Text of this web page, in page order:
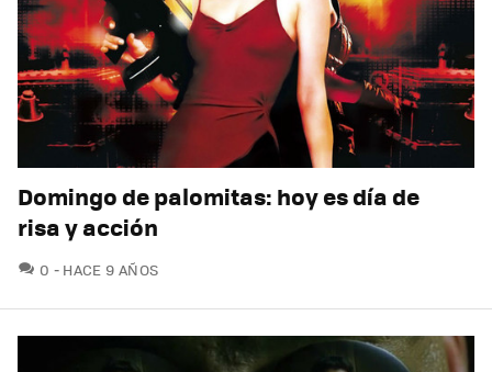
Domingo de palomitas: hoy es día de
risa y acción
0 COMENTARIOS
HACE 9 AÑOS